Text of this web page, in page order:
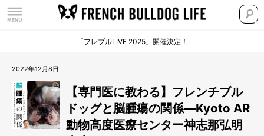
「フレブルLIVE 2025」開催決定！
2022年12月8日
【専門医に教わる】フレンチブル
ドッグと脳腫瘍の関係―Kyoto AR
動物高度医療センター神志那弘明